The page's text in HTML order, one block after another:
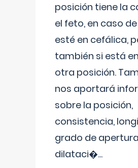
posición tiene la
el feto, en caso
esté en cefálica,
también si está
otra posición.
nos aportará
sobre la posición,
consistencia,
grado de
dilataci�...